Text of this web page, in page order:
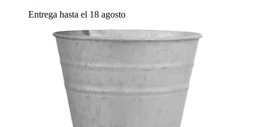
Entrega hasta el 18 agosto